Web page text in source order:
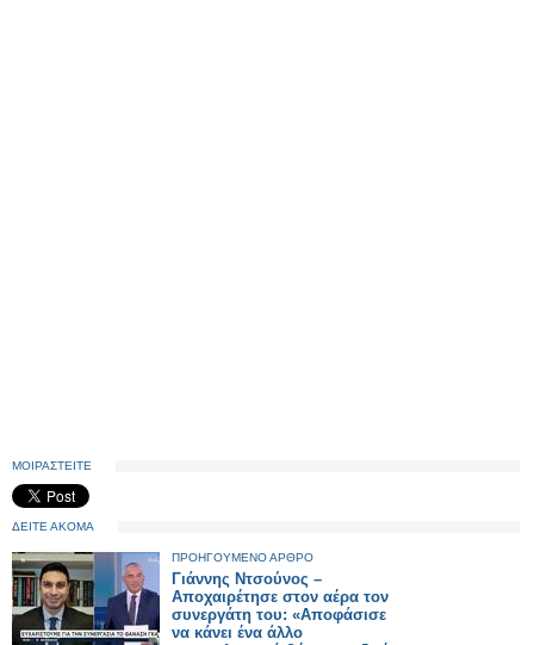
ΜΟΙΡΑΣΤΕΙΤΕ
ΔΕΙΤΕ ΑΚΟΜΑ
ΠΡΟΗΓΟΥΜΕΝΟ ΑΡΘΡΟ
Γιάννης Ντσούνος –
Αποχαιρέτησε στον αέρα τον
συνεργάτη του: «Αποφάσισε
να κάνει ένα άλλο